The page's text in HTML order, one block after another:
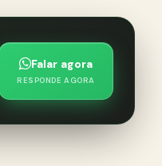
Falar agora
RESPONDE AGORA